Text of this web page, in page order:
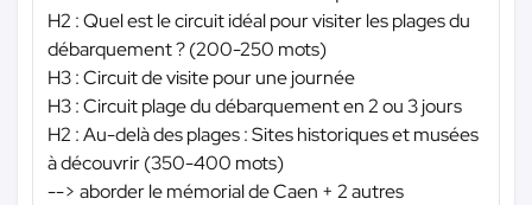
H2 : Quel est le circuit idéal pour visiter les plages du
débarquement ? (200-250 mots)
H3 : Circuit de visite pour une journée
H3 : Circuit plage du débarquement en 2 ou 3 jours
H2 : Au-delà des plages : Sites historiques et musées
à découvrir (350-400 mots)
--> aborder le mémorial de Caen + 2 autres